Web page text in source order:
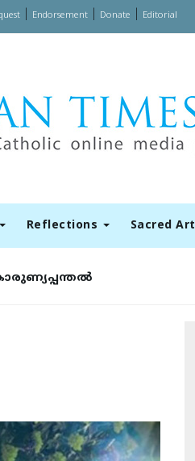
| Endorsement| Donate Editorial
Reflections Sacred Art